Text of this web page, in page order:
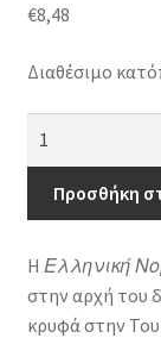
€8,48
Διαθέσιμο
ήτοι
λόγος
ελευθερίας
ποσότητα
Προσθήκη
Η Ελληνική
στην αρχή του
κρυφά στην